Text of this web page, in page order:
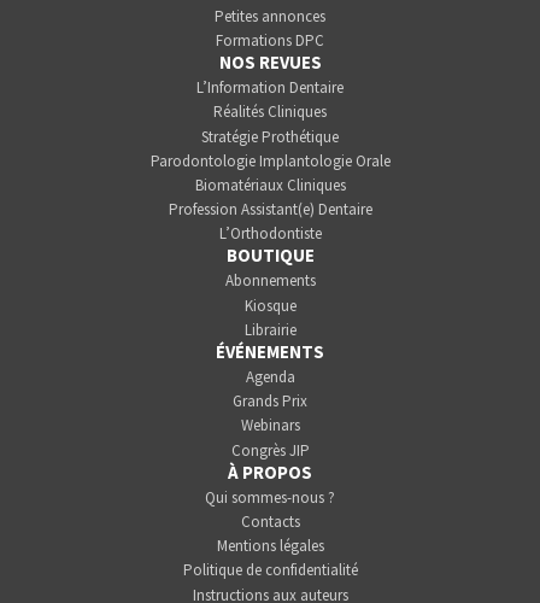
Petites annonces
Formations DPC
NOS REVUES
L’Information Dentaire
Réalités Cliniques
Stratégie Prothétique
Parodontologie Implantologie Orale
Biomatériaux Cliniques
Profession Assistant(e) Dentaire
L’Orthodontiste
BOUTIQUE
Abonnements
Kiosque
Librairie
ÉVÉNEMENTS
Agenda
Grands Prix
Webinars
Congrès JIP
À PROPOS
Qui sommes-nous ?
Contacts
Mentions légales
Politique de confidentialité
Instructions aux auteurs